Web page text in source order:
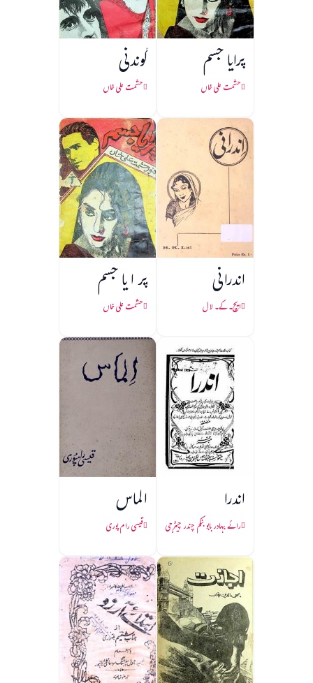
پرایا جسم
حشمت علی خاں
گوندنی
حشمت علی خاں
اندرانی
ایچ۔ کے۔ لال
پر ا یا جسم
حشمت علی خاں
اندرا
رائے بہادر بابو بنکم چندر چیٹرجی
الماس
قیسی رام پوری